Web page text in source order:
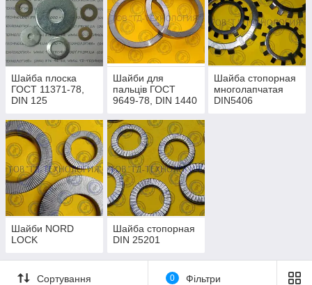
квадратные, косые, плоские, многолапчатые стопорные
шайбы, технические характеристики которых полностью
соответствуют ГОСТу. Для их производства используют
алюминиевые сплавы, бронзу, латунь, медь, легированную,
нержавеющую сталь. Надежные и качественные крепежи по
ГОСТу по самым лучшим ценам — только в каталоге
компании «ТД-Технология».
Шайба плоска
ГОСТ 11371-78,
DIN 125
Шайби для
пальців ГОСТ
9649-78, DIN 1440
Шайба стопорная
многолапчатая
DIN5406
Шайби NORD
LOCK
Шайба стопорная
DIN 25201
Сортування 0 Фільтри